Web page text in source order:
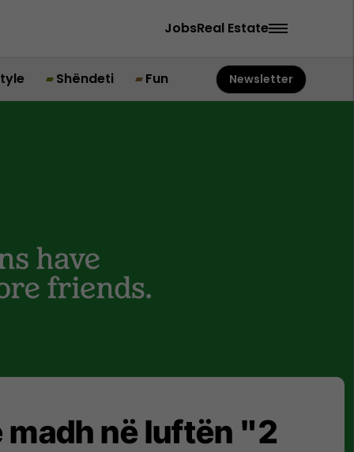
JobsReal Estate
Shëndeti Fun Newsletter
madh në luftën "2